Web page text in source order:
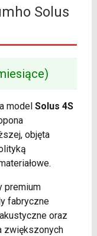
Solus
model Solus 4S
objęta
premium
fabryczne
oraz
zwiększonych